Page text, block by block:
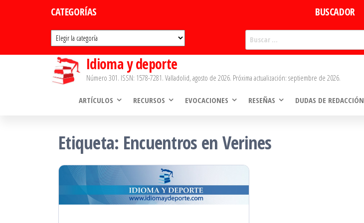
CATEGORÍAS
Categorías
BUSCADOR
Idioma y deporte
Número 301. ISSN: 1578-7281. Valladolid, agosto de 2026. Próxima actualización: septiembre de 2026.
ARTÍCULOS RECURSOS EVOCACIONES RESEÑAS DUDAS DE REDACCIÓN
Etiqueta: Encuentros en Verines